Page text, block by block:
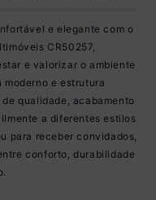
e elegante com o
CR50257,
e valorizar o ambiente
moderno e estrutura
qualidade, acabamento
a diferentes estilos
para receber convidados,
conforto, durabilidade